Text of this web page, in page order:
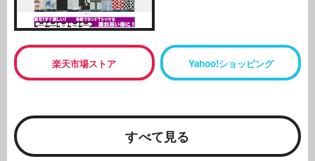
楽天市場ストア Yahoo!ショッピング
すべて見る